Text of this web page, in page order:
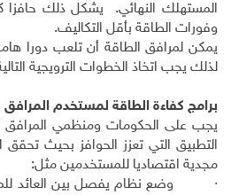
المستهلك النهائي. يشكل ذلك حافزا
وفورات الطاقة بأقل التكاليف.
يمكن لمرافق الطاقة أن تلعب دورا
لذلك يجب اتخاذ الخطوات الترويجية
برامج كفاءة الطاقة لمستخدم المرافق
يجب على الحكومات ومنظمي المرافق
التطبيق التي تعزز الحوافز بحيث
مجدية اقتصاديا للمستخدمين مثل:
· وضع نظام يفصل بين العائد